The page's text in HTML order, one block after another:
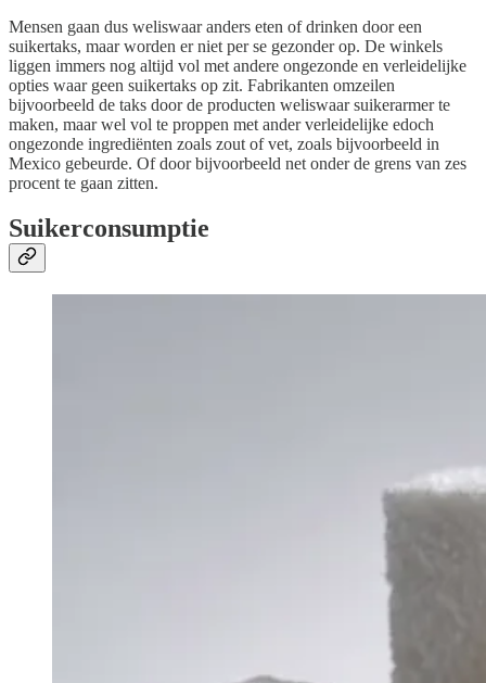
Mensen gaan dus weliswaar anders eten of drinken door een
suikertaks, maar worden er niet per se gezonder op. De winkels
liggen immers nog altijd vol met andere ongezonde en verleidelijke
opties waar geen suikertaks op zit. Fabrikanten omzeilen
bijvoorbeeld de taks door de producten weliswaar suikerarmer te
maken, maar wel vol te proppen met ander verleidelijke edoch
ongezonde ingrediënten zoals zout of vet, zoals bijvoorbeeld in
Mexico gebeurde. Of door bijvoorbeeld net onder de grens van zes
procent te gaan zitten.
Suikerconsumptie